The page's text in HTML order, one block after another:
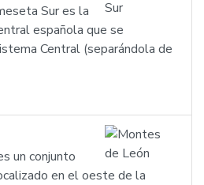
Sur es la
española que se
Central (separándola de
un conjunto
en el oeste de la